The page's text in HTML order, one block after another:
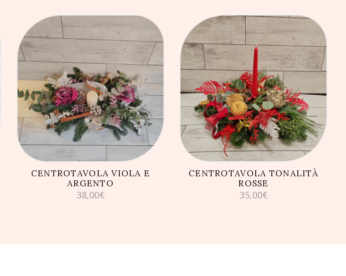
AGGIUNGI AL CARRELLO
CENTROTAVOLA VIOLA E
ARGENTO
38,00€
AGGIUNGI AL CARRELLO
CENTROTAVOLA TONALITÀ
ROSSE
35,00€